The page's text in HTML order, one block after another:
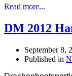
Read more...
DM 2012
September 8,
Published in